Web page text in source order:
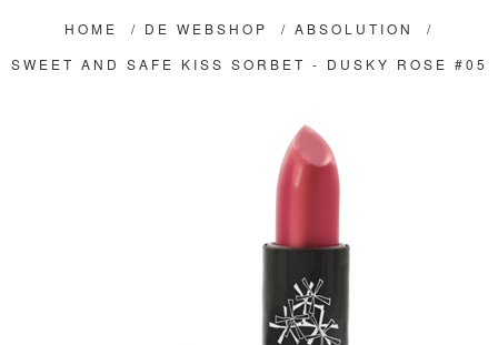
HOME / DE WEBSHOP / ABSOLUTION
/
SWEET AND SAFE KISS SORBET - DUSKY ROSE #05